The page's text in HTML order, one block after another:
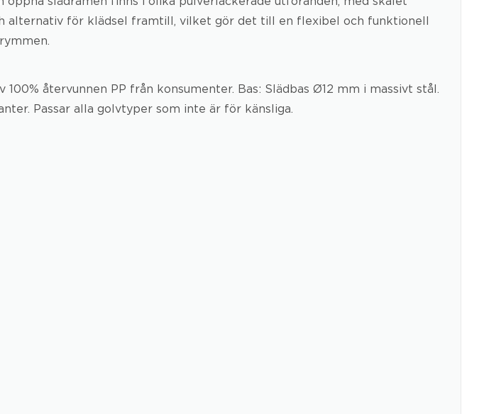
alternativ för klädsel framtill, vilket gör det till en flexibel och funktionell
återvunnen PP från konsumenter. Bas: Slädbas Ø12 mm i massivt stål.
Passar alla golvtyper som inte är för känsliga.